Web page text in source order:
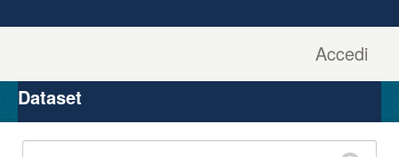
Accedi
Organizzazioni
Gruppi
Dataset